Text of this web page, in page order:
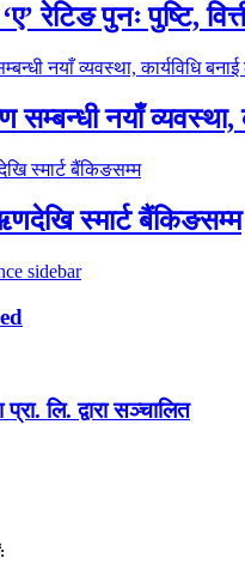
रेटिङ पुनः पुष्टि,
सम्बन्धी नयाँ व्यवस्था,
स्मार्ट बैंकिङसम्म
लि. द्वारा सञ्चालित